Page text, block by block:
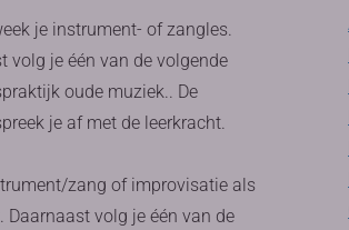
je instrument- of zangles.
volg je één van de volgende
oude muziek.. De
je af met de leerkracht.
zang of improvisatie als
volg je één van de